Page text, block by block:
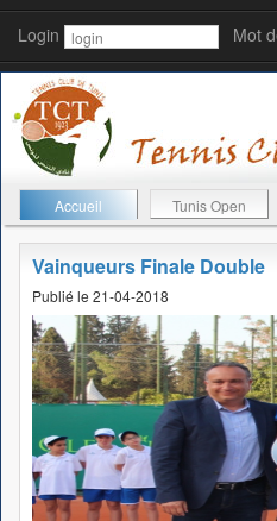
Login Mot
Accueil Tunis Open
Vainqueurs Finale Double
Publié le 21-04-2018